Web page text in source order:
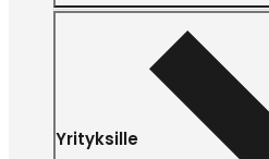
Yrityksille